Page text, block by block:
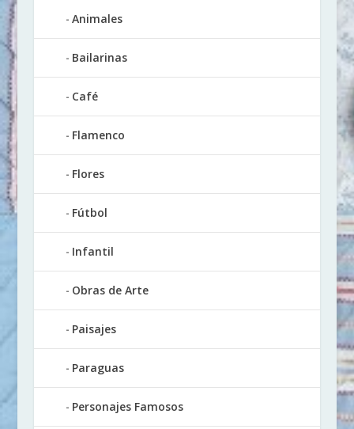
Animales
Bailarinas
Café
Flamenco
Flores
Fútbol
Infantil
Obras de Arte
Paisajes
Paraguas
Personajes Famosos